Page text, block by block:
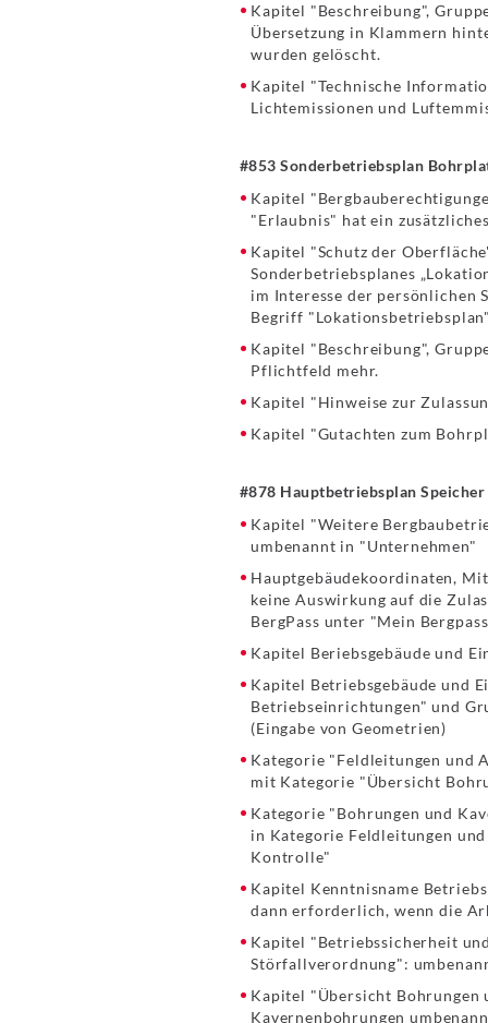
Kapitel "Beschreibung",
Übersetzung in Klammern
wurden gelöscht.
Kapitel "Technische
Lichtemissionen und
#853 Sonderbetriebsplan
Kapitel
"Erlaubnis" hat ein
Kapitel "Schutz der
Sonderbetriebsplanes
im Interesse der persönlichen
Begriff
Kapitel "Beschreibung",
Pflichtfeld mehr.
Kapitel "Hinweise zur
Kapitel "Gutachten zum
#878 Hauptbetriebsplan Speicher
Kapitel "Weitere
umbenannt in "Unternehmen"
Hauptgebäudekoordinaten,
keine Auswirkung auf die
BergPass unter "Mein
Kapitel Beriebsgebäude und
Kapitel Betriebsgebäude und
Betriebseinrichtungen" und
(Eingabe von Geometrien)
Kategorie "Feldleitungen und
mit Kategorie "Übersicht
Kategorie "Bohrungen und
in Kategorie Feldleitungen
Kontrolle"
Kapitel Kenntnisname
dann erforderlich, wenn die
Kapitel "Betriebssicherheit
Störfallverordnung":
Kapitel "Übersicht Bohrungen
Kavernenbohrungen